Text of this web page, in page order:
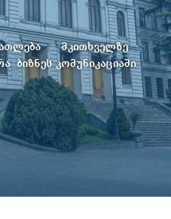
მკითხველზე
ბიზნეს კომუნიკაციაში